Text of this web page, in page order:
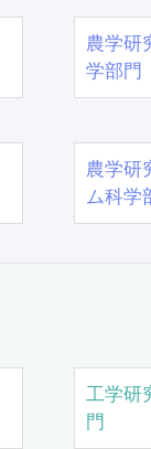
農学
学部門
農学
ム科学
工学研
門